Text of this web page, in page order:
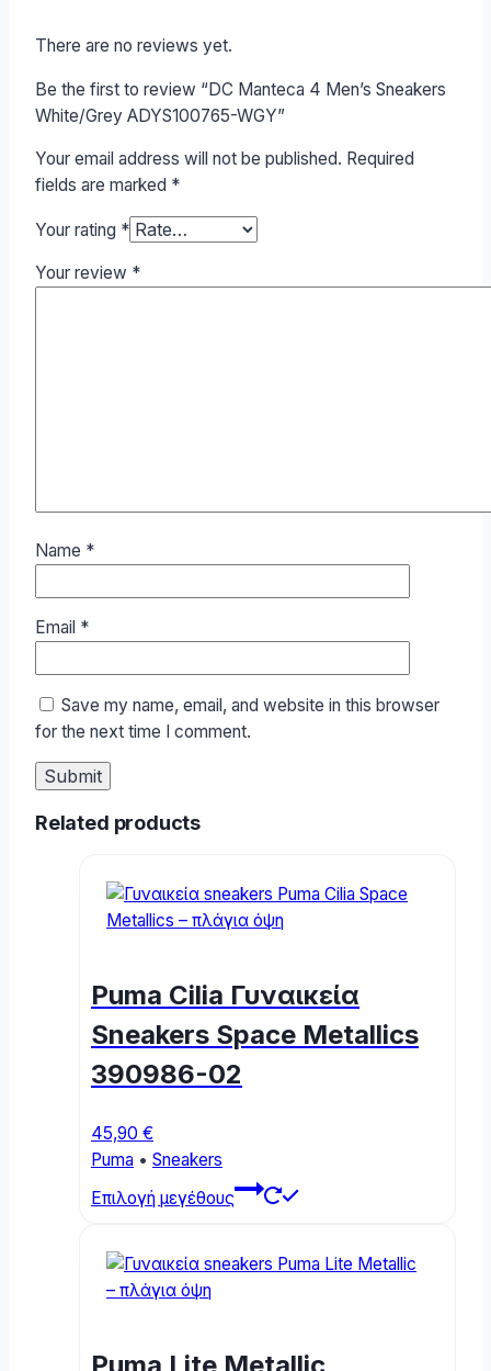
There are no reviews yet.
Be the first to review “DC Manteca 4 Men’s Sneakers
White/Grey ADYS100765-WGY”
Your email address will not be published. Required
fields are marked *
Your rating *
Your review *
Name *
Email *
Save my name, email, and website in this browser
for the next time I comment.
Related products
Puma Cilia Γυναικεία
Sneakers Space Metallics
390986-02
45,90 €
Puma • Sneakers
Επιλογή μεγέθους
This
multiple